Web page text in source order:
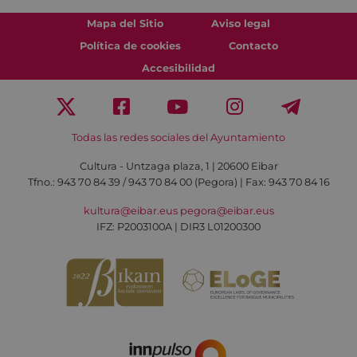
Mapa del Sitio
Aviso legal
Política de cookies
Contacto
Accesibilidad
Todas las redes sociales del Ayuntamiento
Cultura - Untzaga plaza, 1 | 20600 Eibar
Tfno.: 943 70 84 39 / 943 70 84 00 (Pegora) | Fax: 943 70 84 16
kultura@eibar.eus pegora@eibar.eus
IFZ: P2003100A | DIR3 L01200300